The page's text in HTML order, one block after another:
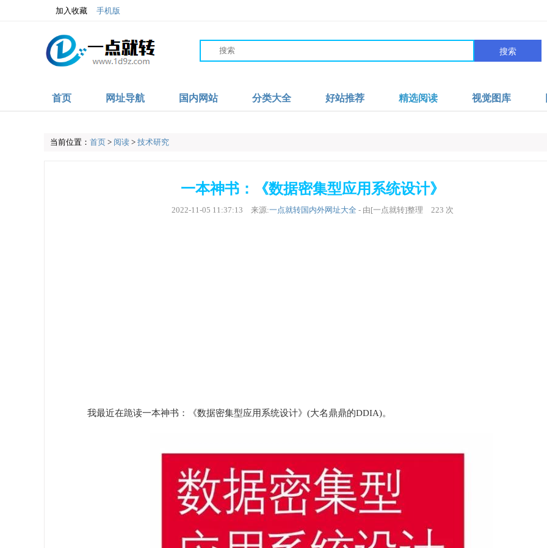
加入收藏 手机版
搜索
首页 网址导航 国内网站 分类大全 好站推荐 精选阅读 视觉图库
当前位置： 首页 > 阅读 > 技术研究
一本神书：《数据密集型应用系统设计》
2022-11-05 11:37:13 来源:一点就转国内外网址大全 - 由[一点就转]整理 223 次
我最近在跪读一本神书：《数据密集型应用系统设计》(大名鼎鼎的DDIA)。